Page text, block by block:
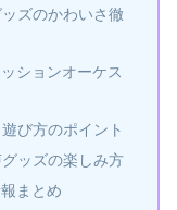
ズのかわいさ徹
ションオーケス
び方のポイント
ッズの楽しみ方
まとめ